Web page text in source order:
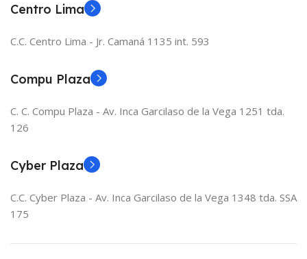
Centro Lima
C.C. Centro Lima - Jr. Camaná 1135 int. 593
Compu Plaza
C. C. Compu Plaza - Av. Inca Garcilaso de la Vega 1251 tda.
126
Cyber Plaza
C.C. Cyber Plaza - Av. Inca Garcilaso de la Vega 1348 tda. SSA
175